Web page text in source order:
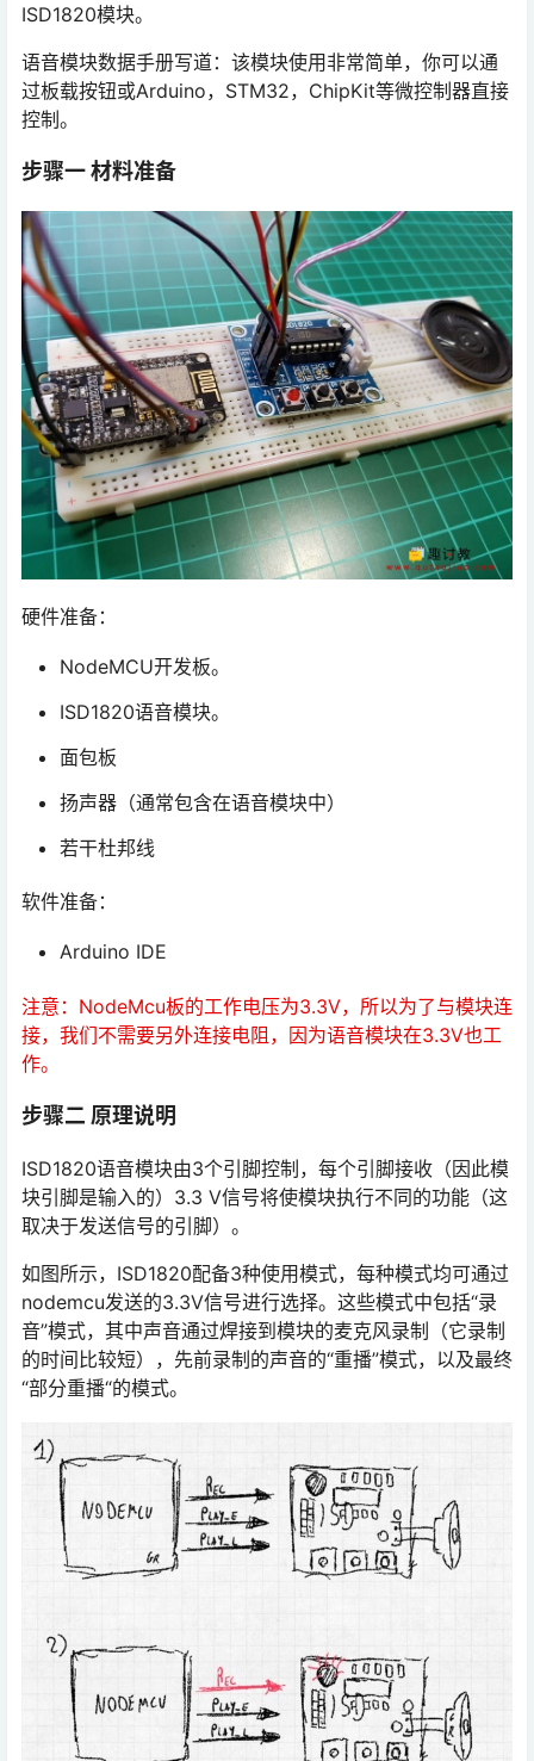
ISD1820模块。
语音模块数据手册写道：该模块使用非常简单，你可以通
过板载按钮或Arduino，STM32，ChipKit等微控制器直接
控制。
步骤一 材料准备
硬件准备：
NodeMCU开发板。
ISD1820语音模块。
面包板
扬声器（通常包含在语音模块中）
若干杜邦线
软件准备：
Arduino IDE
注意：NodeMcu板的工作电压为3.3V，所以为了与模块连
接，我们不需要另外连接电阻，因为语音模块在3.3V也工
作。
步骤二 原理说明
ISD1820语音模块由3个引脚控制，每个引脚接收（因此模
块引脚是输入的）3.3 V信号将使模块执行不同的功能（这
取决于发送信号的引脚）。
如图所示，ISD1820配备3种使用模式，每种模式均可通过
nodemcu发送的3.3V信号进行选择。这些模式中包括“录
音”模式，其中声音通过焊接到模块的麦克风录制（它录制
的时间比较短），先前录制的声音的“重播”模式，以及最终
“部分重播“的模式。